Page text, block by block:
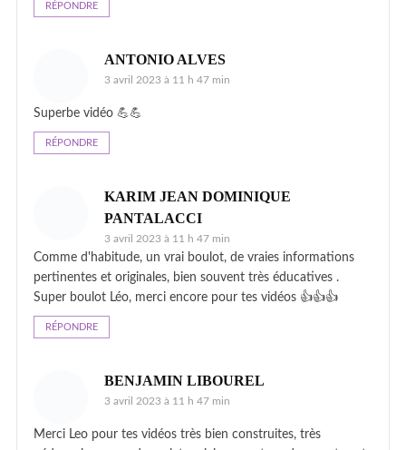
RÉPONDRE
ANTONIO ALVES
3 avril 2023 à 11 h 47 min
Superbe vidéo 💪💪
RÉPONDRE
KARIM JEAN DOMINIQUE
PANTALACCI
3 avril 2023 à 11 h 47 min
Comme d'habitude, un vrai boulot, de vraies informations
pertinentes et originales, bien souvent très éducatives .
Super boulot Léo, merci encore pour tes vidéos 👍👍👍
RÉPONDRE
BENJAMIN LIBOUREL
3 avril 2023 à 11 h 47 min
Merci Leo pour tes vidéos très bien construites, très